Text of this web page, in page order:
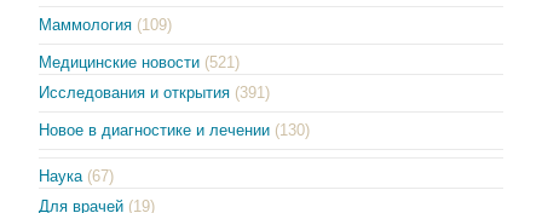
Маммология (109)
Медицинские новости (521)
Исследования и открытия (391)
Новое в диагностике и лечении (130)
Наука (67)
Для врачей (19)